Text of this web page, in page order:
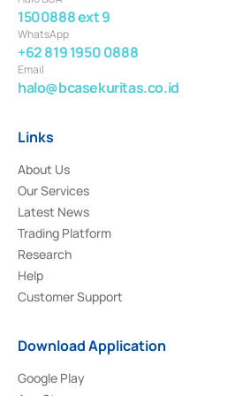
1500888 ext 9
WhatsApp
+62 819 1950 0888
Email
halo@bcasekuritas.co.id
Links
About Us
Our Services
Latest News
Trading Platform
Research
Help
Customer Support
Download Application
Google Play